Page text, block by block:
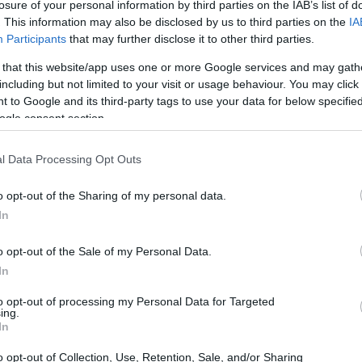
of your personal information by third parties on the IAB’s list of
This information may also be disclosed by us to third parties on the
Participants that may further disclose it to other third parties.
that this website/app uses one or more Google services and may
but not limited to your visit or usage behaviour. You may
to Google and its third-party tags to use your data for below
consent section.
Data Processing Opt Outs
opt-out of the Sharing of my personal data.
opt-out of the Sale of my Personal Data.
opt-out of processing my Personal Data for Targeted
opt-out of Collection, Use, Retention, Sale, and/or Sharing
διαχειρίζεται προβλήματα που
που πλέον έχουν πάρει άλλες
ανηλίκων κλπ) και συμπλήρωσε ότι
να διαχειριστούμε τα κοινωνικά
του υπουργείου ως εγκληματικές
συντριπτική αλλαγή, μία αναγέννηση.
αξιολόγηση των περιστατικών.
που έχω περάσει από αυτό το
βάλουμε την Αστυνομία σε μία νέα
21:11
21:01